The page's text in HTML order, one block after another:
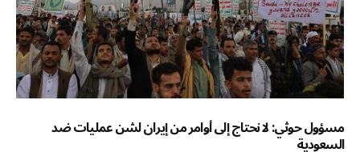
مسؤول حوثي: لا نحتاج إلى أوامر من إيران لشن عمليات ضد
السعودية